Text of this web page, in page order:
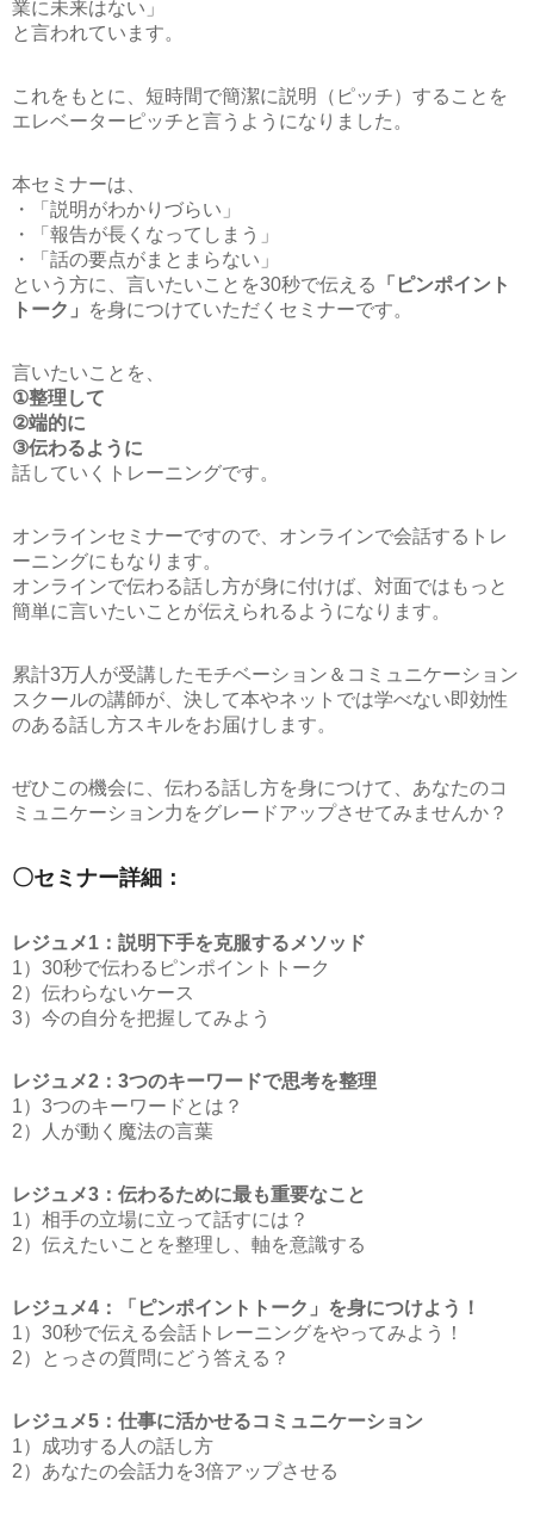
業に未来はない」
と言われています。
これをもとに、短時間で簡潔に説明（ピッチ）することを
エレベーターピッチと言うようになりました。
本セミナーは、
・「説明がわかりづらい」
・「報告が長くなってしまう」
・「話の要点がまとまらない」
という方に、言いたいことを30秒で伝える
「ピンポイント
トーク」
を身につけていただくセミナーです。
言いたいことを、
①整理して
②端的に
③伝わるように
話していくトレーニングです。
オンラインセミナーですので、オンラインで会話するトレ
ーニングにもなります。
オンラインで伝わる話し方が身に付けば、対面ではもっと
簡単に言いたいことが伝えられるようになります。
累計3万人が受講したモチベーション＆コミュニケーション
スクールの講師が、決して本やネットでは学べない即効性
のある話し方スキルをお届けします。
ぜひこの機会に、伝わる話し方を身につけて、あなたのコ
ミュニケーション力をグレードアップさせてみませんか？
〇セミナー詳細：
レジュメ1：説明下手を克服するメソッド
1）30秒で伝わるピンポイントトーク
2）伝わらないケース
3）今の自分を把握してみよう
レジュメ2：3つのキーワードで思考を整理
1）3つのキーワードとは？
2）人が動く魔法の言葉
レジュメ3：伝わるために最も重要なこと
1）相手の立場に立って話すには？
2）伝えたいことを整理し、軸を意識する
レジュメ4：「ピンポイントトーク」を身につけよう！
1）30秒で伝える会話トレーニングをやってみよう！
2）とっさの質問にどう答える？
レジュメ5：仕事に活かせるコミュニケーション
1）成功する人の話し方
2）あなたの会話力を3倍アップさせる